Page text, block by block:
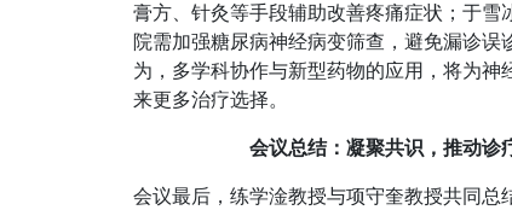
膏方、针灸等手段辅助改善疼痛症状；于雪
院需加强糖尿病神经病变筛查，避免漏诊误
为，多学科协作与新型药物的应用，将为神
来更多治疗选择。
会议总结：凝聚共识，推动诊
会议最后，练学淦教授与项守奎教授共同总